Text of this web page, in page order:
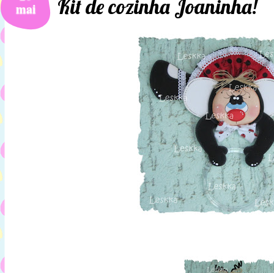
mai Kit de cozinha Joaninha!